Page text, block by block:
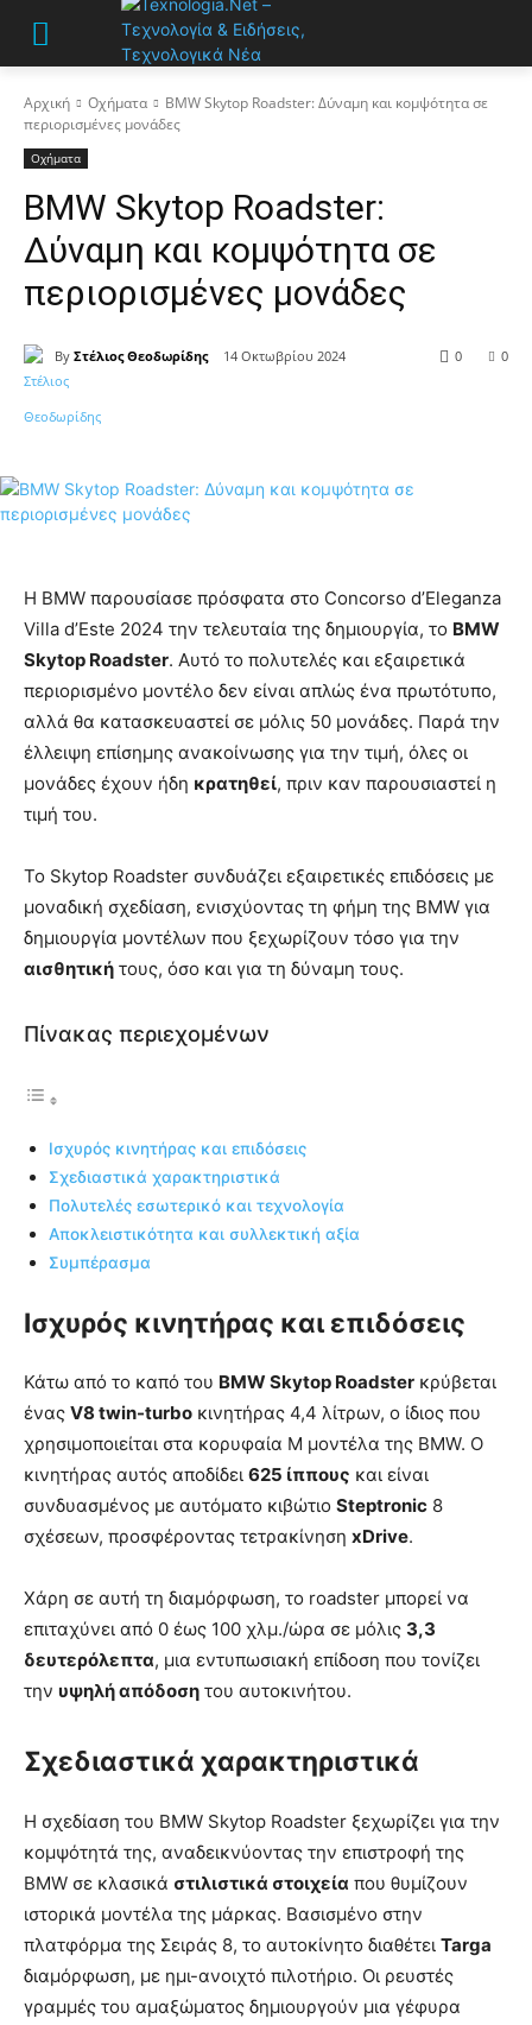
Αρχική Οχήματα
BMW Skytop Roadster: Δύναμη και κομψότητα σε
περιορισμένες μονάδες
Οχήματα
BMW Skytop Roadster:
Δύναμη και κομψότητα σε
περιορισμένες μονάδες
By Στέλιος Θεοδωρίδης 14 Οκτωβρίου 2024 0
0
Η BMW παρουσίασε πρόσφατα στο Concorso d’Eleganza
Villa d’Este 2024 την τελευταία της δημιουργία, το BMW
Skytop Roadster. Αυτό το πολυτελές και εξαιρετικά
περιορισμένο μοντέλο δεν είναι απλώς ένα πρωτότυπο,
αλλά θα κατασκευαστεί σε μόλις 50 μονάδες. Παρά την
έλλειψη επίσημης ανακοίνωσης για την τιμή, όλες οι
μονάδες έχουν ήδη κρατηθεί, πριν καν παρουσιαστεί η
τιμή του.
Το Skytop Roadster συνδυάζει εξαιρετικές επιδόσεις με
μοναδική σχεδίαση, ενισχύοντας τη φήμη της BMW για
δημιουργία μοντέλων που ξεχωρίζουν τόσο για την
αισθητική τους, όσο και για τη δύναμη τους.
Πίνακας περιεχομένων
Ισχυρός κινητήρας και επιδόσεις
Σχεδιαστικά χαρακτηριστικά
Πολυτελές εσωτερικό και τεχνολογία
Αποκλειστικότητα και συλλεκτική αξία
Συμπέρασμα
Ισχυρός κινητήρας και επιδόσεις
Κάτω από το καπό του BMW Skytop Roadster κρύβεται
ένας V8 twin-turbo κινητήρας 4,4 λίτρων, ο ίδιος που
χρησιμοποιείται στα κορυφαία M μοντέλα της BMW. Ο
κινητήρας αυτός αποδίδει 625 ίππους και είναι
συνδυασμένος με αυτόματο κιβώτιο Steptronic 8
σχέσεων, προσφέροντας τετρακίνηση xDrive.
Χάρη σε αυτή τη διαμόρφωση, το roadster μπορεί να
επιταχύνει από 0 έως 100 χλμ./ώρα σε μόλις 3,3
δευτερόλεπτα, μια εντυπωσιακή επίδοση που τονίζει
την υψηλή απόδοση του αυτοκινήτου.
Σχεδιαστικά χαρακτηριστικά
Η σχεδίαση του BMW Skytop Roadster ξεχωρίζει για την
κομψότητά της, αναδεικνύοντας την επιστροφή της
BMW σε κλασικά στιλιστικά στοιχεία που θυμίζουν
ιστορικά μοντέλα της μάρκας. Βασισμένο στην
πλατφόρμα της Σειράς 8, το αυτοκίνητο διαθέτει Targa
διαμόρφωση, με ημι-ανοιχτό πιλοτήριο. Οι ρευστές
γραμμές του αμαξώματος δημιουργούν μια γέφυρα